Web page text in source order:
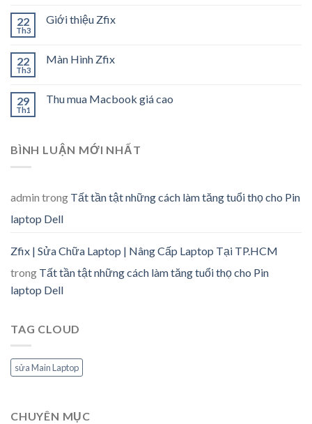
22
Th3
Giới thiệu Zfix
22
Th3
Màn Hình Zfix
29
Th1
Thu mua Macbook giá cao
BÌNH LUẬN MỚI NHẤT
admin trong Tất tần tật những cách làm tăng tuổi thọ cho Pin
laptop Dell
Zfix | Sửa Chữa Laptop | Nâng Cấp Laptop Tại TP.HCM
trong Tất tần tật những cách làm tăng tuổi thọ cho Pin
laptop Dell
TAG CLOUD
sửa Main Laptop
CHUYÊN MỤC